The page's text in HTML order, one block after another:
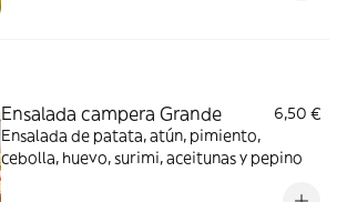
Ensalada campera Grande
6,50 €
Ensalada de patata, atún, pimiento,
cebolla, huevo, surimi, aceitunas y pepino